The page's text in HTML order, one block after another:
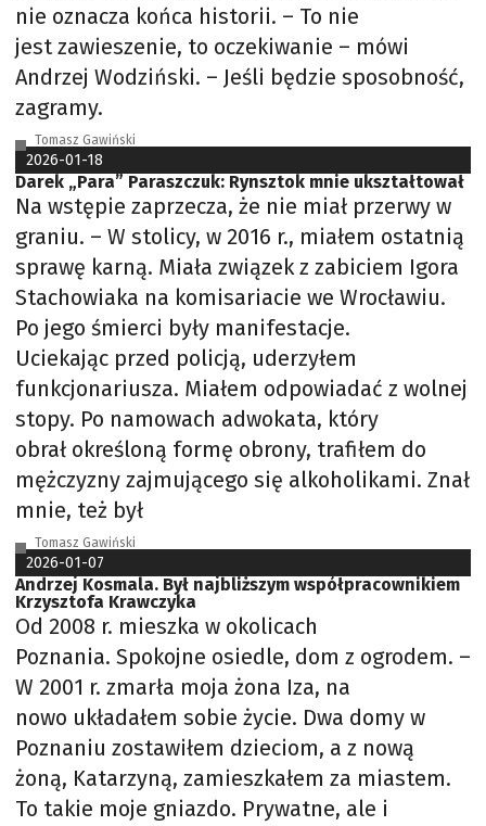
nie oznacza końca historii. – To nie
jest zawieszenie, to oczekiwanie – mówi
Andrzej Wodziński. – Jeśli będzie sposobność,
zagramy.
Tomasz Gawiński
2026-01-18
Darek „Para” Paraszczuk: Rynsztok mnie ukształtował
Na wstępie zaprzecza, że nie miał przerwy w
graniu. – W stolicy, w 2016 r., miałem ostatnią
sprawę karną. Miała związek z zabiciem Igora
Stachowiaka na komisariacie we Wrocławiu.
Po jego śmierci były manifestacje.
Uciekając przed policją, uderzyłem
funkcjonariusza. Miałem odpowiadać z wolnej
stopy. Po namowach adwokata, który
obrał określoną formę obrony, trafiłem do
mężczyzny zajmującego się alkoholikami. Znał
mnie, też był
Tomasz Gawiński
2026-01-07
Andrzej Kosmala. Był najbliższym współpracownikiem
Krzysztofa Krawczyka
Od 2008 r. mieszka w okolicach
Poznania. Spokojne osiedle, dom z ogrodem. –
W 2001 r. zmarła moja żona Iza, na
nowo układałem sobie życie. Dwa domy w
Poznaniu zostawiłem dzieciom, a z nową
żoną, Katarzyną, zamieszkałem za miastem.
To takie moje gniazdo. Prywatne, ale i